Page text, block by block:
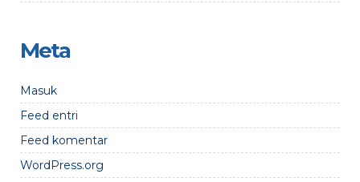
Meta
Masuk
Feed entri
Feed komentar
WordPress.org